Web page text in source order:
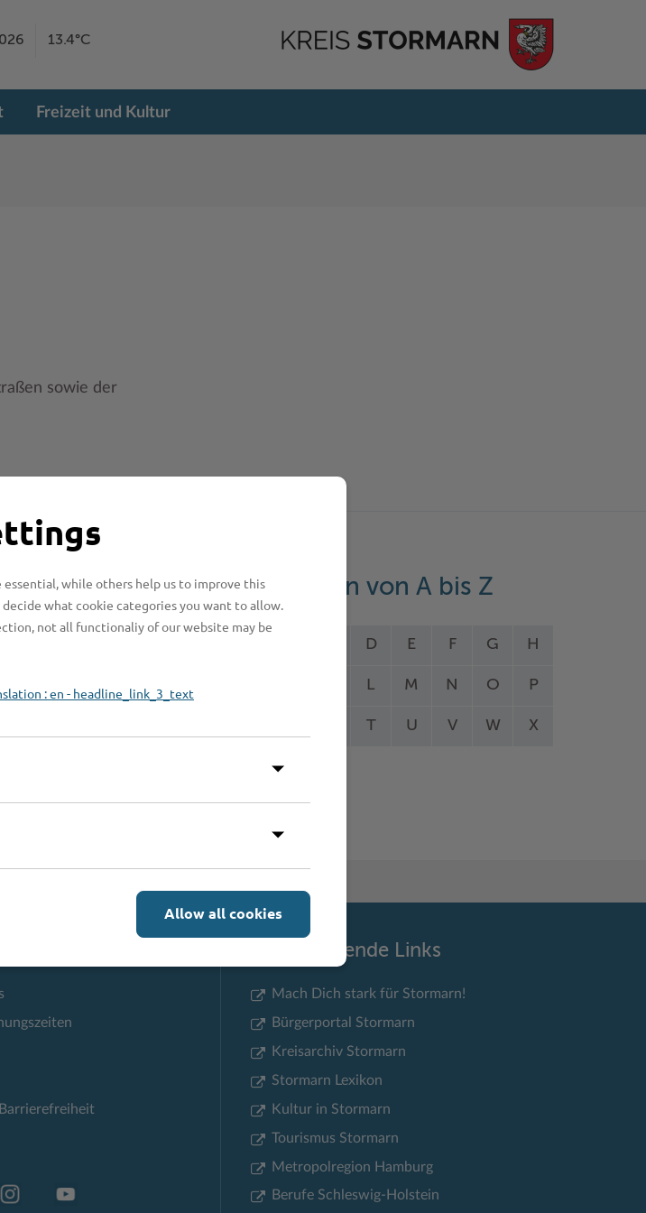
13.4°C
Freizeit und Kultur
sowie der
Leistungen von A bis Z
D E F G H
L M N O P
T U V W X
Weiterführende Links
Mach Dich stark für Stormarn!
Bürgerportal Stormarn
Kreisarchiv Stormarn
Stormarn Lexikon
Kultur in Stormarn
Tourismus Stormarn
Metropolregion Hamburg
Berufe Schleswig-Holstein
essential, while others help us to improve this
what cookie categories you want to allow.
not all functionaliy of our website may be
: en - headline_link_3_text
Allow all cookies